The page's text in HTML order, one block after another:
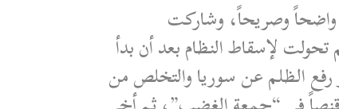
واضحاً وصريحاً، وشاركت
لإسقاط النظام بعد أن بدأ
رفع الظلم عن سوريا والتخلص من